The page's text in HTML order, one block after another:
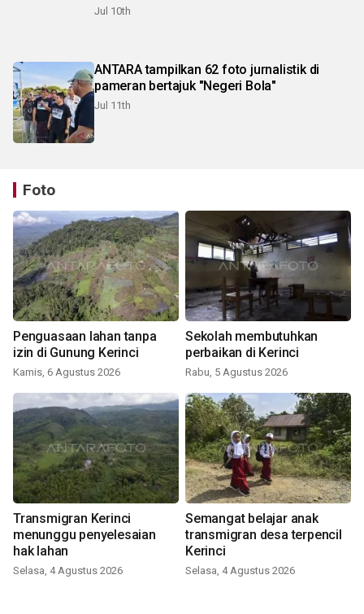
Jul 10th
ANTARA tampilkan 62 foto jurnalistik di
pameran bertajuk "Negeri Bola"
Jul 11th
Foto
Penguasaan lahan tanpa
izin di Gunung Kerinci
Kamis, 6 Agustus 2026
Sekolah membutuhkan
perbaikan di Kerinci
Rabu, 5 Agustus 2026
Transmigran Kerinci
menunggu penyelesaian
hak lahan
Selasa, 4 Agustus 2026
Semangat belajar anak
transmigran desa terpencil
Kerinci
Selasa, 4 Agustus 2026